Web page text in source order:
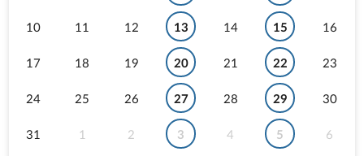
10 11 12 13 14 15 16
17 18 19 20 21 22 23
24 25 26 27 28 29 30
31 1 2 3 4 5 6